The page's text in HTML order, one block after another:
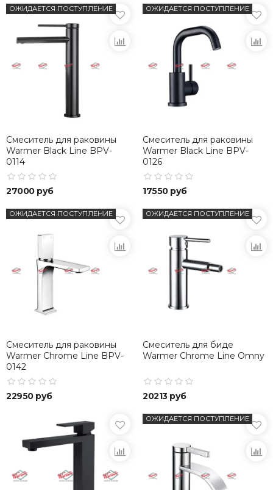
ОЖИДАЕТСЯ ПОСТУПЛЕНИЕ
Смеситель для раковины
Warmer Black Line BPV-
0114
27000 руб
ОЖИДАЕТСЯ ПОСТУПЛЕНИЕ
Смеситель для раковины
Warmer Black Line BPV-
0126
17550 руб
ОЖИДАЕТСЯ ПОСТУПЛЕНИЕ
Смеситель для раковины
Warmer Chrome Line BPV-
0142
22950 руб
ОЖИДАЕТСЯ ПОСТУПЛЕНИЕ
Смеситель для биде
Warmer Chrome Line Omny
20213 руб
ОЖИДАЕТСЯ ПОСТУПЛЕНИЕ